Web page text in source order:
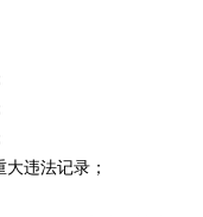
违法记录；